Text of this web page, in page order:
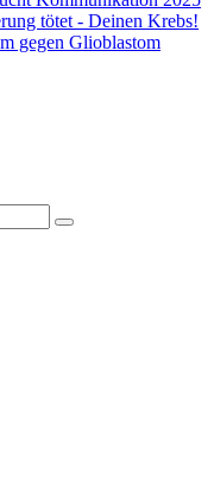
tötet - Deinen Krebs!
gegen Glioblastom